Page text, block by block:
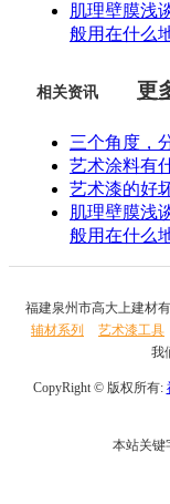
肌理壁膜浅
般用在什么
相关资讯 更
三个角度，
艺术涂料有
艺术漆的好
肌理壁膜浅
般用在什么
福建泉州市高大上建材
辅材系列
艺术漆工具
我
CopyRight © 版权所有:
本站关键